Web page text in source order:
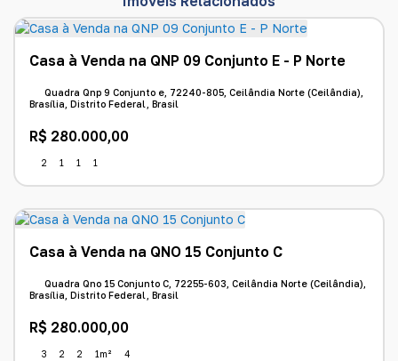
Casa à Venda na QNP 09 Conjunto E - P Norte
R$ 280.000,00
Quadra Qnp 9 Conjunto e, 72240-805, Ceilândia Norte (Ceilândia),
Brasília, Distrito Federal, Brasil
2 1 1 1
Casa à Venda na QNO 15 Conjunto C
R$ 280.000,00
Quadra Qno 15 Conjunto C, 72255-603, Ceilândia Norte (Ceilândia),
Brasília, Distrito Federal, Brasil
3 2 2 1m² 4